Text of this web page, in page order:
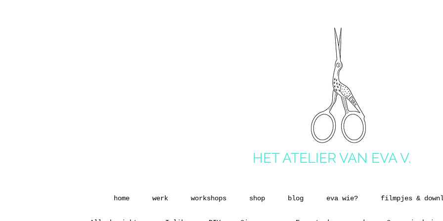
HET ATELIER VAN EVA V.
home werk workshops shop blog eva wie? filmpjes &